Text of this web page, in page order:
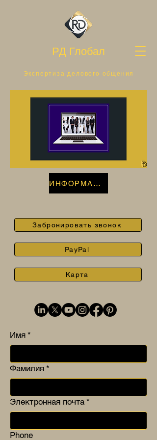
РД Глобал
Экспертиза делового общения
ИНФОРМАЦИЯ
Забронировать звонок
PayPal
Карта
Имя *
Фамилия *
Электронная почта *
Phone